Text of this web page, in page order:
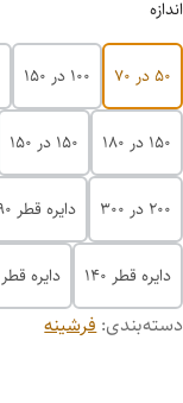
اندازه
50 در 70 100 در 150
150 در 180 150 در 150
200 در 300 دایره قطر 90
دایره قطر 140 دایره قطر 200
دسته‌بندی:فرشینه